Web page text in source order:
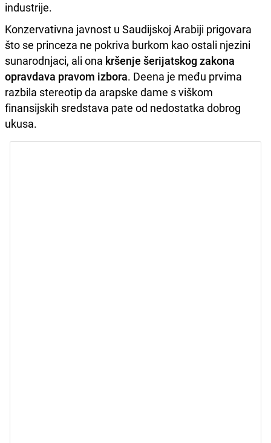
industrije.
Konzervativna javnost u Saudijskoj Arabiji prigovara
što se princeza ne pokriva burkom kao ostali njezini
sunarodnjaci, ali ona kršenje šerijatskog zakona
opravdava pravom izbora. Deena je među prvima
razbila stereotip da arapske dame s viškom
finansijskih sredstava pate od nedostatka dobrog
ukusa.